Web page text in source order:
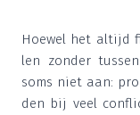
Hoe­wel het altijd
len zon­der
soms niet aan:
den bij veel